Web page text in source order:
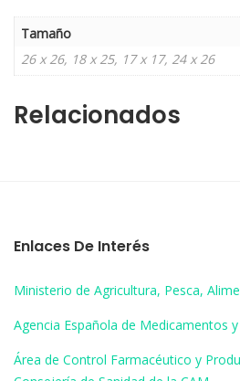
Tamaño
26 x 26, 18 x 25, 17 x 17, 24 x 26
Relacionados
Enlaces De Interés
Ministerio de Agricultura, Pesca,
Agencia Española de Medicamentos
Área de Control Farmacéutico y